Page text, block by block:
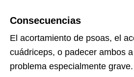
Consecuencias
El acortamiento de psoas, el
cuádriceps, o padecer ambos
problema especialmente grave.